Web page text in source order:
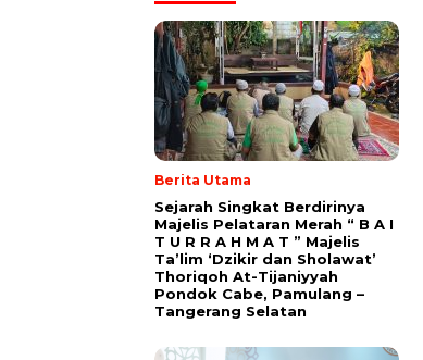
Berita Utama
Sejarah Singkat Berdirinya
Majelis Pelataran Merah “ B A I
T U R R A H M A T ” Majelis
Ta’lim ‘Dzikir dan Sholawat’
Thoriqoh At-Tijaniyyah
Pondok Cabe, Pamulang –
Tangerang Selatan